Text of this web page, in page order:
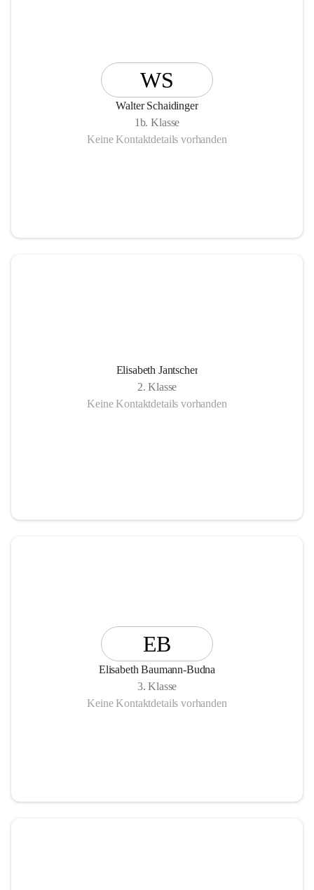
WS
Walter Schaidinger
1b. Klasse
Keine Kontaktdetails vorhanden
Elisabeth Jantscher
2. Klasse
Keine Kontaktdetails vorhanden
EB
Elisabeth Baumann-Budna
3. Klasse
Keine Kontaktdetails vorhanden